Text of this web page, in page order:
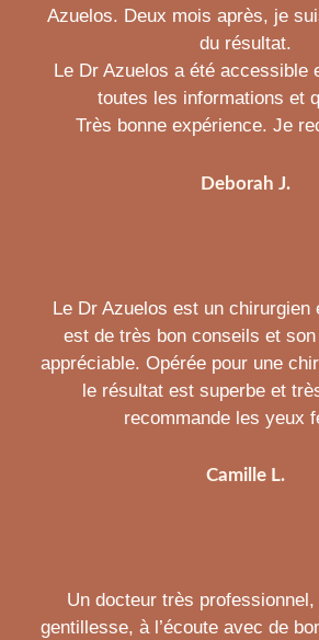
Azuelos. Deux mois après, je
du résultat.
Le Dr Azuelos a été accessible
toutes les informations et
Très bonne expérience. Je
Deborah J.
Le Dr Azuelos est un chirurgien
est de très bon conseils et
appréciable. Opérée pour une
le résultat est superbe et
recommande les yeux
Camille L.
Un docteur très professionnel,
gentillesse, à l’écoute avec de